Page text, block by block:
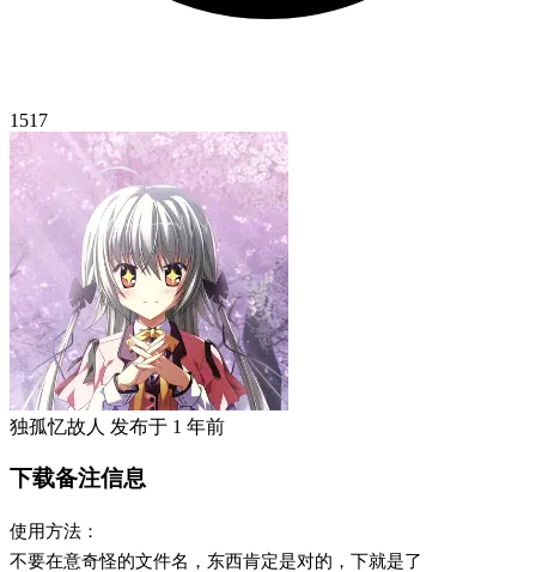
1517
独孤忆故人 发布于 1 年前
下载备注信息
使用方法：
不要在意奇怪的文件名，东西肯定是对的，下就是了